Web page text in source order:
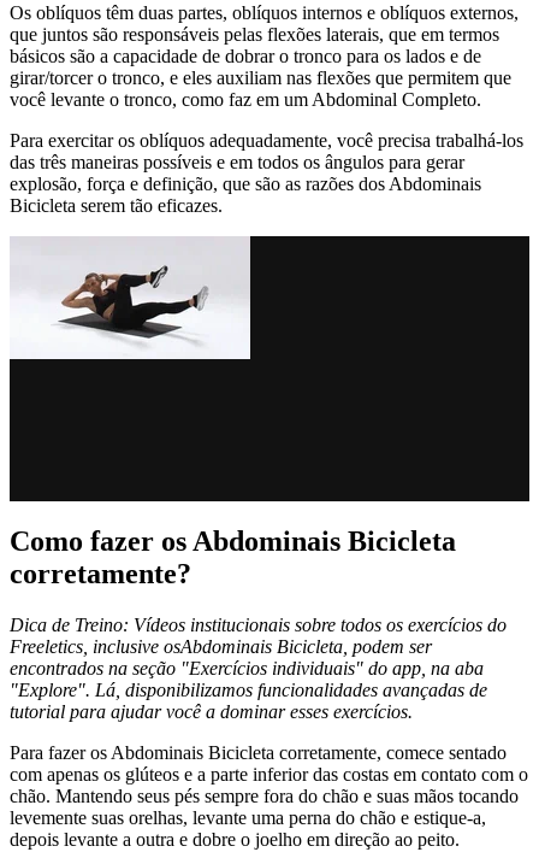
Os oblíquos têm duas partes, oblíquos internos e oblíquos externos,
que juntos são responsáveis pelas flexões laterais, que em termos
básicos são a capacidade de dobrar o tronco para os lados e de
girar/torcer o tronco, e eles auxiliam nas flexões que permitem que
você levante o tronco, como faz em um Abdominal Completo.
Para exercitar os oblíquos adequadamente, você precisa trabalhá-los
das três maneiras possíveis e em todos os ângulos para gerar
explosão, força e definição, que são as razões dos Abdominais
Bicicleta serem tão eficazes.
Como fazer os Abdominais Bicicleta
corretamente?
Dica de Treino: Vídeos institucionais sobre todos os exercícios do
Freeletics, inclusive osAbdominais Bicicleta, podem ser
encontrados na seção "Exercícios individuais" do app, na aba
"Explore". Lá, disponibilizamos funcionalidades avançadas de
tutorial para ajudar você a dominar esses exercícios.
Para fazer os Abdominais Bicicleta corretamente, comece sentado
com apenas os glúteos e a parte inferior das costas em contato com o
chão. Mantendo seus pés sempre fora do chão e suas mãos tocando
levemente suas orelhas, levante uma perna do chão e estique-a,
depois levante a outra e dobre o joelho em direção ao peito.